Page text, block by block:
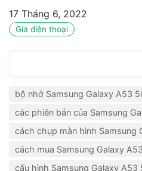
17 Tháng 6, 2022
Giá điện thoại
bộ nhớ Samsung Galaxy A53
các phiên bản của Samsung
cách chụp màn hình Samsung
cách mua Samsung Galaxy
cấu hình Samsung Galaxy A53